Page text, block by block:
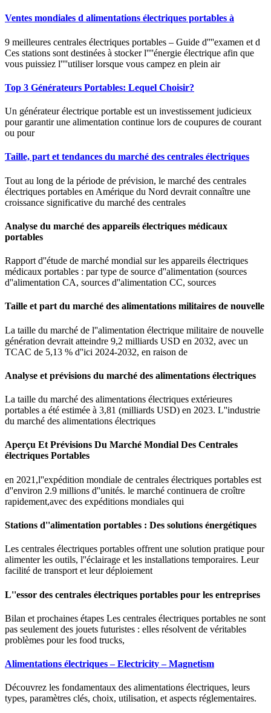
Ventes mondiales d alimentations électriques portables à
9 meilleures centrales électriques portables – Guide d''''examen et d
Ces stations sont destinées à stocker l''''énergie électrique afin que
vous puissiez l''''utiliser lorsque vous campez en plein air
Top 3 Générateurs Portables: Lequel Choisir?
Un générateur électrique portable est un investissement judicieux
pour garantir une alimentation continue lors de coupures de courant
ou pour
Taille, part et tendances du marché des centrales électriques
Tout au long de la période de prévision, le marché des centrales
électriques portables en Amérique du Nord devrait connaître une
croissance significative du marché des centrales
Analyse du marché des appareils électriques médicaux
portables
Rapport d''étude de marché mondial sur les appareils électriques
médicaux portables : par type de source d''alimentation (sources
d''alimentation CA, sources d''alimentation CC, sources
Taille et part du marché des alimentations militaires de nouvelle
La taille du marché de l''alimentation électrique militaire de nouvelle
génération devrait atteindre 9,2 milliards USD en 2032, avec un
TCAC de 5,13 % d''ici 2024-2032, en raison de
Analyse et prévisions du marché des alimentations électriques
La taille du marché des alimentations électriques extérieures
portables a été estimée à 3,81 (milliards USD) en 2023. L''industrie
du marché des alimentations électriques
Aperçu Et Prévisions Du Marché Mondial Des Centrales
électriques Portables
en 2021,l''expédition mondiale de centrales électriques portables est
d''environ 2.9 millions d''unités. le marché continuera de croître
rapidement,avec des expéditions mondiales qui
Stations d''alimentation portables : Des solutions énergétiques
Les centrales électriques portables offrent une solution pratique pour
alimenter les outils, l''éclairage et les installations temporaires. Leur
facilité de transport et leur déploiement
L''essor des centrales électriques portables pour les entreprises
Bilan et prochaines étapes Les centrales électriques portables ne sont
pas seulement des jouets futuristes : elles résolvent de véritables
problèmes pour les food trucks,
Alimentations électriques – Electricity – Magnetism
Découvrez les fondamentaux des alimentations électriques, leurs
types, paramètres clés, choix, utilisation, et aspects réglementaires.